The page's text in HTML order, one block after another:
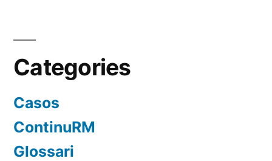
Categories
Casos
ContinuRM
Glossari